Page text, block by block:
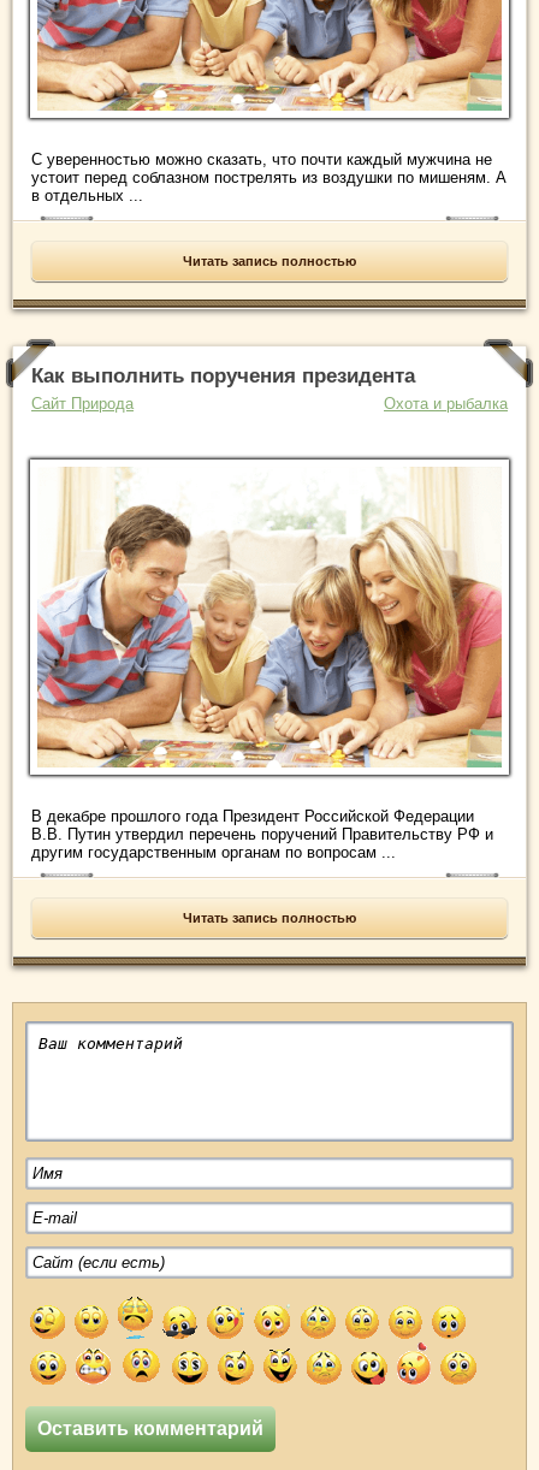
С уверенностью можно сказать, что почти каждый мужчина не
устоит перед соблазном пострелять из воздушки по мишеням. А
в отдельных ...
Читать запись полностью
Как выполнить поручения президента
Сайт Природа Охота и рыбалка
В декабре прошлого года Президент Российской Федерации
В.В. Путин утвердил перечень поручений Правительству РФ и
другим государственным органам по вопросам ...
Читать запись полностью